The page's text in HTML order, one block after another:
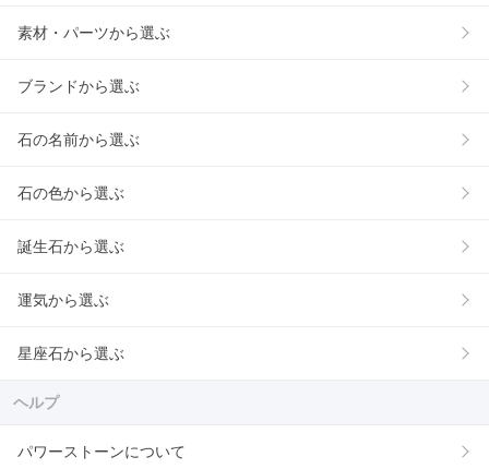
素材・パーツから選ぶ
ブランドから選ぶ
石の名前から選ぶ
石の色から選ぶ
誕生石から選ぶ
運気から選ぶ
星座石から選ぶ
ヘルプ
パワーストーンについて